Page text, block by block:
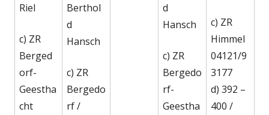
Riel
c) ZR
Berged
orf-
Geestha
cht
Berthol
d
Hansch
c) ZR
Bergedo
rf /
d
Hansch
c) ZR
Bergedo
rf-
Geestha
c) ZR
Himmel
04121/9
3177
d) 392 –
400 /